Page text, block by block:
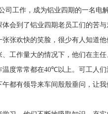
工作，成为铝业四期的一名电解
会到了铝业四期老员工们的苦与
欢快的笑脸，很少有人知道他
工作量大的情况下，他们在主任
度常常都在40℃以上。可工人
都有领导来车间殷殷垂问，让